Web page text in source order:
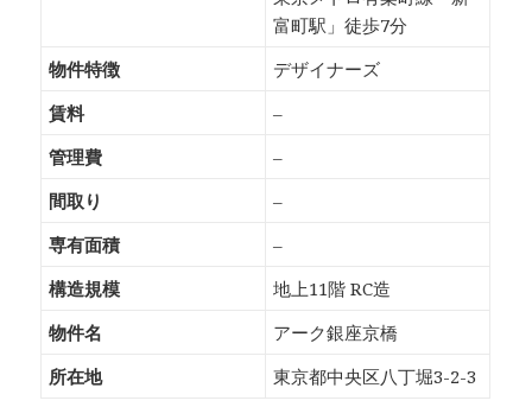
富町駅」徒歩7分
物件特徴
デザイナーズ
賃料
–
管理費
–
間取り
–
専有面積
–
構造規模
地上11階 RC造
物件名
アーク銀座京橋
所在地
東京都中央区八丁堀3-2-3